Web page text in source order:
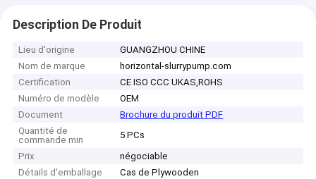
Description De Produit
Lieu d'origine
GUANGZHOU CHINE
Nom de marque
horizontal-slurrypump.com
Certification
CE ISO CCC UKAS,ROHS
Numéro de modèle
OEM
Document
Brochure du produit PDF
Quantité de
commande min
5 PCs
Prix
négociable
Détails d'emballage
Cas de Plywooden